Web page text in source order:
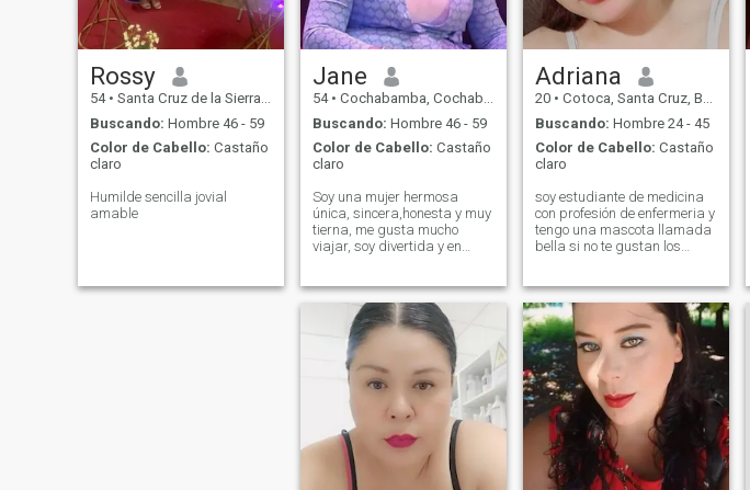
Rossy
54 • Santa Cruz de la Sierra, Santa Cruz, Bolivia
Buscando: Hombre 46 - 59
Color de Cabello: Castaño
claro
Humilde sencilla jovial
amable
Jane
54 • Cochabamba, Cochabamba, Bolivia
Buscando: Hombre 46 - 59
Color de Cabello: Castaño
claro
Soy una mujer hermosa
única, sincera,honesta y muy
tierna, me gusta mucho
viajar, soy divertida y en
Adriana
20 • Cotoca, Santa Cruz, Bolivia
Buscando: Hombre 24 - 45
Color de Cabello: Castaño
claro
soy estudiante de medicina
con profesión de enfermeria y
tengo una mascota llamada
bella si no te gustan los
gustaría irme a vivir a otro
pais y conocer personas
nuevas